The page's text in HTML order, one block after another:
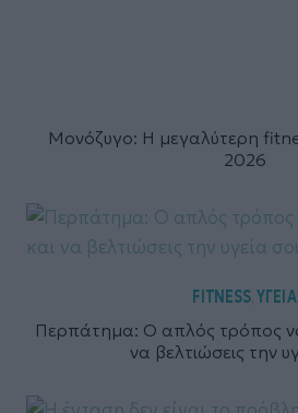
Μονόζυγο: Η μεγαλύτερη
2026
FITNESS,ΥΓΕΙΑ
Περπάτημα: Ο απλός τρόπος
να βελτιώσεις την